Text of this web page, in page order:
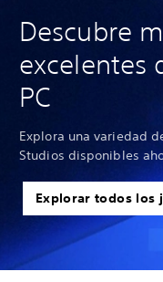
Descubre
excelentes
PC
Explora una variedad
Studios disponibles
Explorar todos los